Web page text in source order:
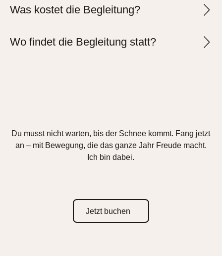
Was kostet die Begleitung?
Wo findet die Begleitung statt?
Du musst nicht warten, bis der Schnee kommt. Fang jetzt
an – mit Bewegung, die das ganze Jahr Freude macht.
Ich bin dabei.
Jetzt buchen